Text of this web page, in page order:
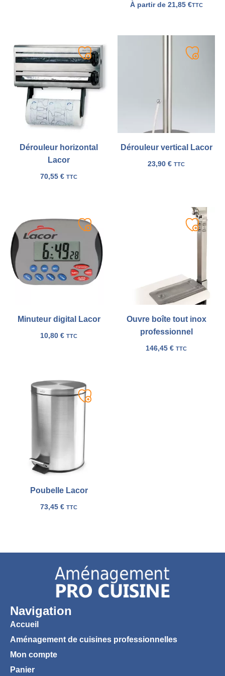
À partir de 21,85 €TTC
Dérouleur horizontal
Lacor
70,55 € TTC
Ajouter
à
ma
liste
Dérouleur vertical Lacor
23,90 € TTC
Ajouter
Minuteur digital Lacor
10,80 € TTC
Ajouter
liste
Ouvre boîte tout inox
professionnel
146,45 € TTC
Ajouter
Poubelle Lacor
73,45 € TTC
Ajouter
à
ma
liste
Navigation
Accueil
Aménagement de cuisines professionnelles
Mon compte
Panier